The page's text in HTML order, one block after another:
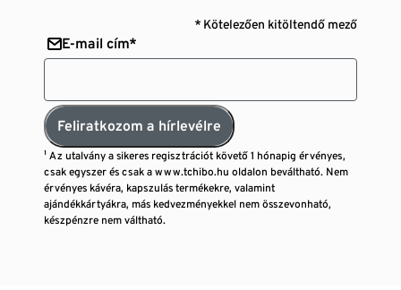
* Kötelezően kitöltendő mező
E-mail cím*
Feliratkozom a hírlevélre
¹ Az utalvány a sikeres regisztrációt követő 1 hónapig érvényes,
csak egyszer és csak a www.tchibo.hu oldalon beváltható. Nem
érvényes kávéra, kapszulás termékekre, valamint
ajándékkártyákra, más kedvezményekkel nem összevonható,
készpénzre nem váltható.